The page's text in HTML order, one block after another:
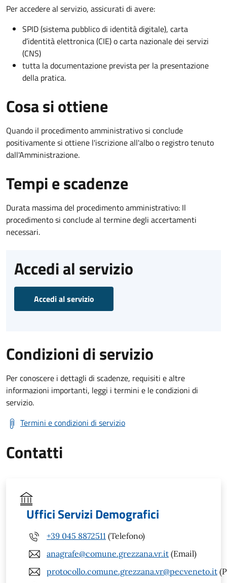
Per accedere al servizio, assicurati di avere:
SPID (sistema pubblico di identità digitale), carta
d’identità elettronica (CIE) o carta nazionale dei servizi
(CNS)
tutta la documentazione prevista per la presentazione
della pratica.
Cosa si ottiene
Quando il procedimento amministrativo si conclude
positivamente si ottiene l'iscrizione all'albo o registro tenuto
dall'Amministrazione.
Tempi e scadenze
Durata massima del procedimento amministrativo: Il
procedimento si conclude al termine degli accertamenti
necessari.
Accedi al servizio
Accedi al servizio
Condizioni di servizio
Per conoscere i dettagli di scadenze, requisiti e altre
informazioni importanti, leggi i termini e le condizioni di
servizio.
Termini e condizioni di servizio
Contatti
Uffici Servizi Demografici
+39 045 8872511 (Telefono)
anagrafe@comune.grezzana.vr.it (Email)
protocollo.comune.grezzana.vr@pecveneto.it